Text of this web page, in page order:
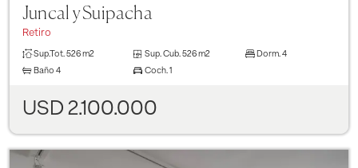
Juncal y Suipacha
Retiro
Sup.Tot.526 m2 Sup. Cub. 526 m2 Dorm. 4
Baño 4 Coch. 1
USD 2.100.000